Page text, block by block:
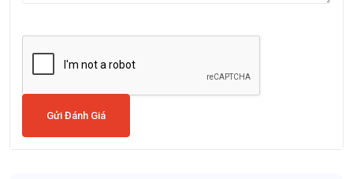
Gửi Đánh Giá